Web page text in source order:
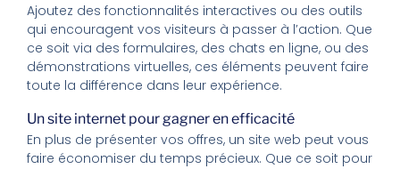
Ajoutez des fonctionnalités interactives ou des outils
qui encouragent vos visiteurs à passer à l’action. Que
ce soit via des formulaires, des chats en ligne, ou des
démonstrations virtuelles, ces éléments peuvent faire
toute la différence dans leur expérience.
Un site internet pour gagner en efficacité
En plus de présenter vos offres, un site web peut vous
faire économiser du temps précieux. Que ce soit pour